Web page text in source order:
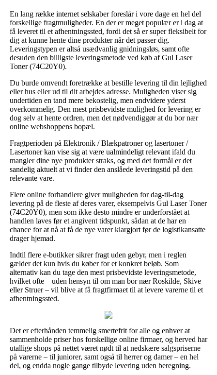
En lang række internet selskaber foreslår i vore dage en hel del
forskellige fragtmuligheder. En der er meget populær er i dag at
få leveret til et afhentningssted, fordi det så er super fleksibelt for
dig at kunne hente dine produkter når det passer dig.
Leveringstypen er altså usædvanlig gnidningsløs, samt ofte
desuden den billigste leveringsmetode ved køb af Gul Laser
Toner (74C20Y0).
Du burde omvendt foretrække at bestille levering til din lejlighed
eller hus eller ud til dit arbejdes adresse. Muligheden viser sig
undertiden en tand mere bekostelig, men endvidere yderst
overkommelig. Den mest prisbevidste mulighed for levering er
dog selv at hente ordren, men det nødvendiggør at du bor nær
online webshoppens bopæl.
Fragtperioden på Elektronik / Blækpatroner og lasertoner /
Lasertoner kan vise sig at være ualmindeligt relevant ifald du
mangler dine nye produkter straks, og med det formål er det
sandelig aktuelt at vi finder den anslåede leveringstid på den
relevante vare.
Flere online forhandlere giver muligheden for dag-til-dag
levering på de fleste af deres varer, eksempelvis Gul Laser Toner
(74C20Y0), men som ikke desto mindre er underforstået at
handlen laves før et angivent tidspunkt, sådan at de har en
chance for at nå at få de nye varer klargjort før de logistikansatte
drager hjemad.
Indtil flere e-butikker sikrer fragt uden gebyr, men i reglen
gælder det kun hvis du køber for et konkret beløb. Som
alternativ kan du tage den mest prisbevidste leveringsmetode,
hvilket ofte – uden hensyn til om man bor nær Roskilde, Skive
eller Struer – vil blive at få fragtfirmaet til at levere varerne til et
afhentningssted.
Det er efterhånden temmelig smertefrit for alle og enhver at
sammenholde priser hos forskellige online firmaer, og herved har
utallige shops på nettet været nødt til at nedskære salgspriserne
på varerne – til juniorer, samt også til herrer og damer – en hel
del, og endda nogle gange tilbyde levering uden beregning.